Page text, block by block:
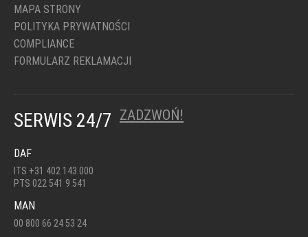
MAPA STRONY
POLITYKA PRYWATNOŚCI
COMPLIANCE
FORMULARZ REKLAMACJI
SERWIS 24/7 ZADZWOŃ!
DAF
ITS +31 402 143 000
PTS 022 541 9 541
MAN
00 800 66 24 53 24